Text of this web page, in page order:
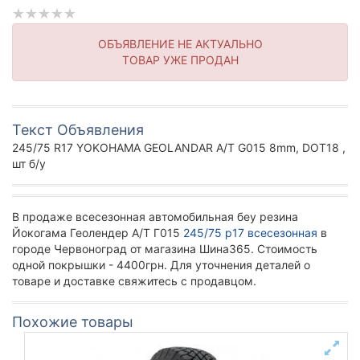
ОБЪЯВЛЕНИЕ НЕ АКТУАЛЬНО
ТОВАР УЖЕ ПРОДАН
Текст Объявления
245/75 R17 YOKOHAMA GEOLANDAR A/T G015 8mm, DOT18 ,
шт б/у
В продаже всесезонная автомобильная беу резина
Йокогама Геолендер А/Т Г015 245/75 р17 всесезонная в
городе Червоноград от магазина Шина365. Стоимость
одной покрышки - 4400грн. Для уточнения деталей о
товаре и доставке свяжитесь с продавцом.
Похожие товары